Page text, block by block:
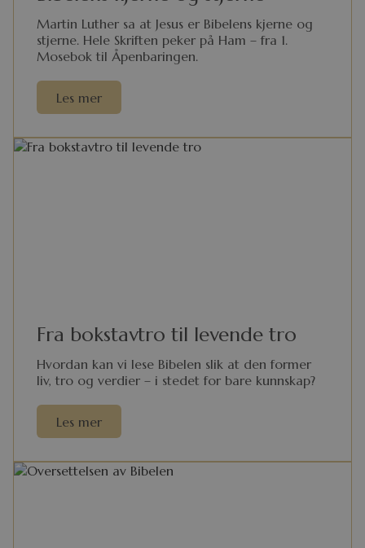
Martin Luther sa at Jesus er Bibelens kjerne og
stjerne. Hele Skriften peker på Ham – fra 1.
Mosebok til Åpenbaringen.
Les mer
Fra bokstavtro til levende tro
Hvordan kan vi lese Bibelen slik at den former
liv, tro og verdier – i stedet for bare kunnskap?
Les mer